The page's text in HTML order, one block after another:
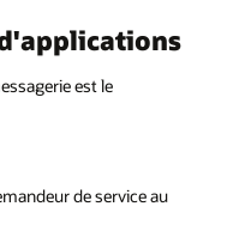
est le
de service au